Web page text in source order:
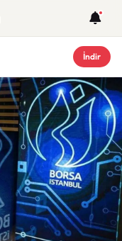
İndir